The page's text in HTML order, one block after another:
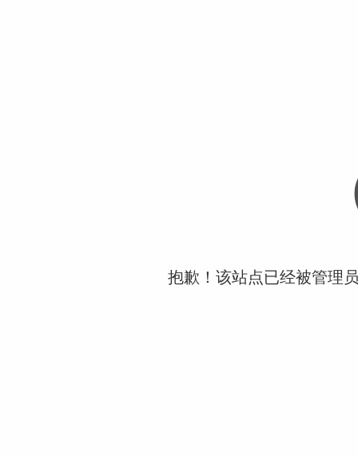
抱歉！该站点已经被管理